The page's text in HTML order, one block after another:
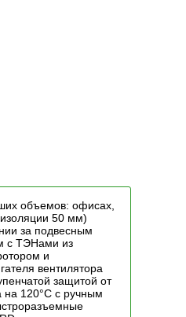
объемов: офисах,
изоляции 50 мм)
за подвесным
с ТЭНами из
и
вентилятора
защитой от
на 120°С с ручным